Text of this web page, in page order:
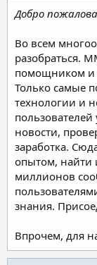
Добро
Во всем
разобраться.
помощником и
Только самые
технологии и
новости,
заработка.
опытом, найти
миллионов
знания.
Впрочем, для